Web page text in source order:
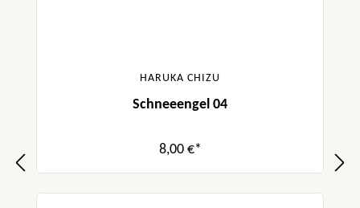
HARUKA CHIZU
Schneeengel 04
8,00 €*